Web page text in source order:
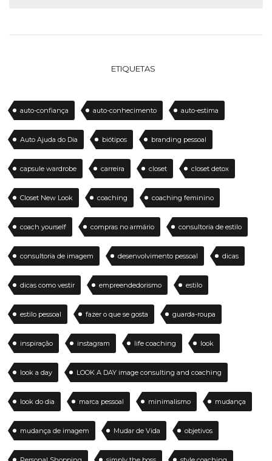
ETIQUETAS
auto-confiança auto-conhecimento auto-estima
Auto Ajuda do Dia biótipos branding pessoal
capsule wardrobe carreira closet closet detox
Closet New Look coaching coaching feminino
coach yourself compras no armário consultoria de estilo
consultoria de imagem desenvolvimento pessoal dicas
dicas como vestir empreendedorismo estilo
estilo pessoal fazer o que se gosta guarda-roupa
inspiração instagram life coaching look
look a day LOOK A DAY image consulting and coaching
look do dia marca pessoal minimalismo mudança
mudança de imagem Mudar de Vida objetivos